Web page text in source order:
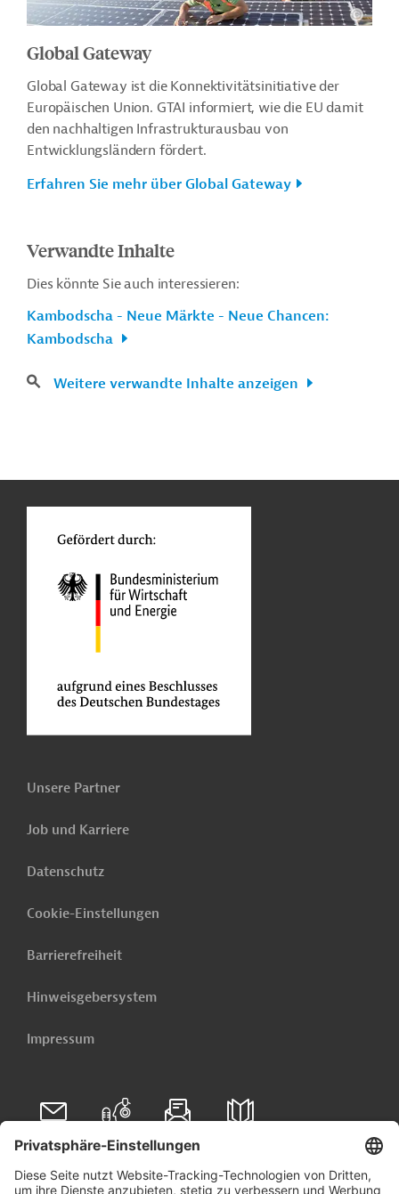
Global Gateway
Global Gateway ist die Konnektivitätsinitiative der
Europäischen Union. GTAI informiert, wie die EU damit
den nachhaltigen Infrastrukturausbau von
Entwicklungsländern fördert.
Erfahren Sie mehr über Global Gateway
Verwandte Inhalte
Dies könnte Sie auch interessieren:
Kambodscha - Neue Märkte - Neue Chancen:
Kambodscha
Weitere verwandte Inhalte anzeigen
Unsere Partner
Job und Karriere
Datenschutz
Cookie-Einstellungen
Barrierefreiheit
Hinweisgebersystem
Impressum
Folgen Sie uns auf